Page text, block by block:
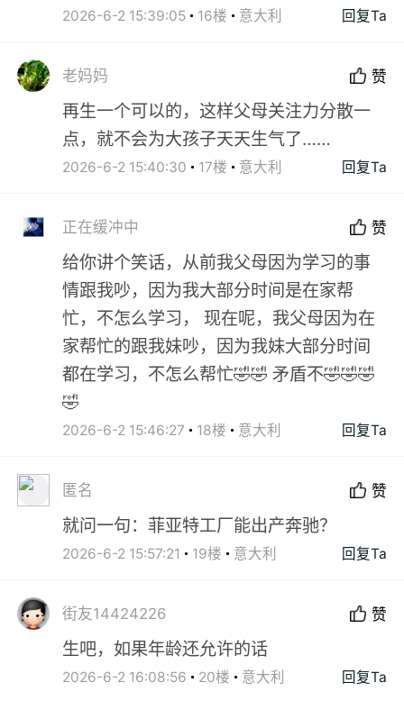
2026-6-2 15:39:05 16楼 意大利 回复Ta
老妈妈 赞
再生一个可以的，这样父母关注力分散一
点，就不会为大孩子天天生气了……
2026-6-2 15:40:30 17楼 意大利 回复Ta
正在缓冲中 赞
给你讲个笑话，从前我父母因为学习的事
情跟我吵，因为我大部分时间是在家帮
忙，不怎么学习， 现在呢，我父母因为在
家帮忙的跟我妹吵，因为我妹大部分时间
都在学习，不怎么帮忙🤣🤣 矛盾不🤣🤣🤣
🤣
2026-6-2 15:46:27 18楼 意大利 回复Ta
匿名 赞
就问一句：菲亚特工厂能出产奔驰？
2026-6-2 15:57:21 19楼 意大利 回复Ta
街友14424226 赞
生吧，如果年龄还允许的话
2026-6-2 16:08:56 20楼 意大利 回复Ta